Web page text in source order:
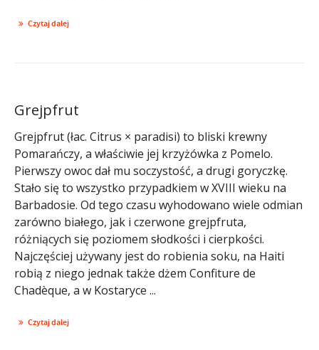
Czytaj dalej
Grejpfrut
Grejpfrut (łac. Citrus × paradisi) to bliski krewny
Pomarańczy, a właściwie jej krzyżówka z Pomelo.
Pierwszy owoc dał mu soczystość, a drugi goryczkę.
Stało się to wszystko przypadkiem w XVIII wieku na
Barbadosie. Od tego czasu wyhodowano wiele odmian
zarówno białego, jak i czerwone grejpfruta,
różniących się poziomem słodkości i cierpkości.
Najczęściej używany jest do robienia soku, na Haiti
robią z niego jednak także dżem Confiture de
Chadèque, a w Kostaryce ...
Czytaj dalej